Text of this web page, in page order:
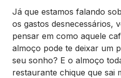
Já que estamos falando
os gastos desnecessários,
pensar em como aquele
almoço pode te deixar um
seu sonho? E o almoço
restaurante chique que sai